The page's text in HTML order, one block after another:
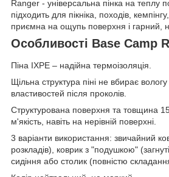
Ranger - універсальна пінка на теплу
підходить для пікніка, походів,
приємна на ощупь поверхня і гарний,
Особливості Base Camp
Піна IXPE – надійна термоізоляція.
Щільна структура піні не вбирає вологу
властивостей після проколів.
Структурована поверхня та товщина
м'якість, навіть на нерівній поверхні.
3 варіанти використання: звичайний
розкладів), коврик з "подушкою" (загнуті
сидіння або столик (повністю